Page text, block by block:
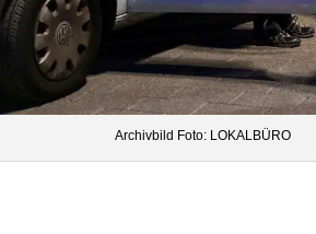
Archiv­bild Foto: LOKALBÜRO